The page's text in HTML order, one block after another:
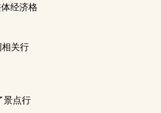
经济格
关行
景点行